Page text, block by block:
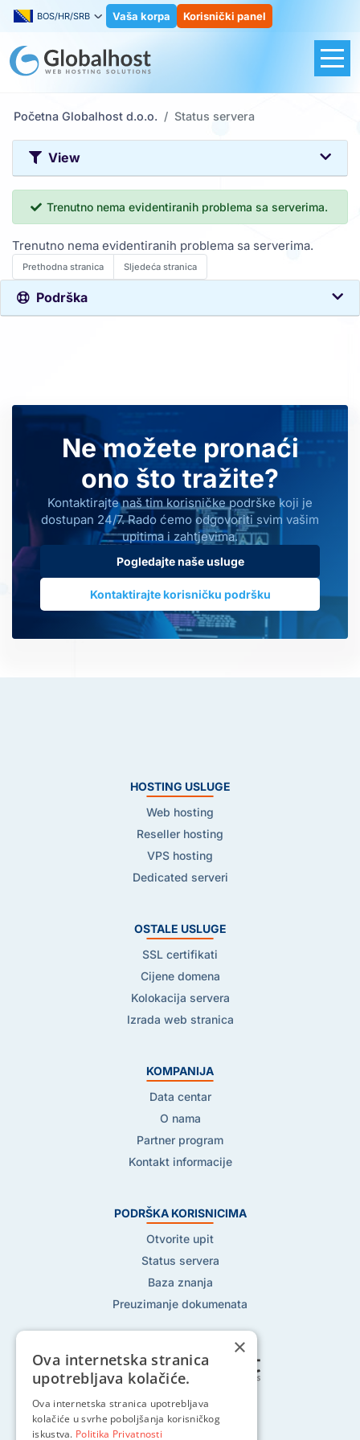
BOS/HR/SRB Vaša korpa Korisnički panel
Početna Globalhost d.o.o. Status servera
View
Trenutno nema evidentiranih problema sa serverima.
Trenutno nema evidentiranih problema sa serverima.
Prethodna stranica Sljedeća stranica
Podrška
Ne možete pronaći
ono što tražite?
Kontaktirajte naš tim korisničke podrške koji je
dostupan 24/7. Rado ćemo odgovoriti svim vašim
upitima i zahtjevima.
Pogledajte naše usluge
Kontaktirajte korisničku podršku
HOSTING USLUGE
Web hosting
Reseller hosting
VPS hosting
Dedicated serveri
OSTALE USLUGE
SSL certifikati
Cijene domena
Kolokacija servera
Izrada web stranica
KOMPANIJA
Data centar
O nama
Partner program
Kontakt informacije
PODRŠKA KORISNICIMA
Otvorite upit
Status servera
Baza znanja
Preuzimanje dokumenata
Pratite nas na:
×
Ova internetska stranica
upotrebljava kolačiće.
Ova internetska stranica upotrebljava
kolačiće u svrhe poboljšanja korisničkog
iskustva. Politika Privatnosti